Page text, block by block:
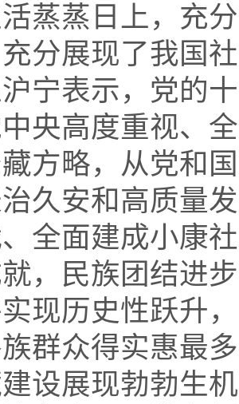
蒸蒸日上，充
分展现了我国
宁表示，党的
央高度重视、
方略，从党和
久安和高质量
全面建成小康
，民族团结进
现历史性跃升
群众得实惠最
设展现勃勃生